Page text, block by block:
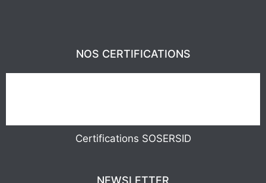
NOS CERTIFICATIONS
Certifications SOSERSID
NEWSLETTER